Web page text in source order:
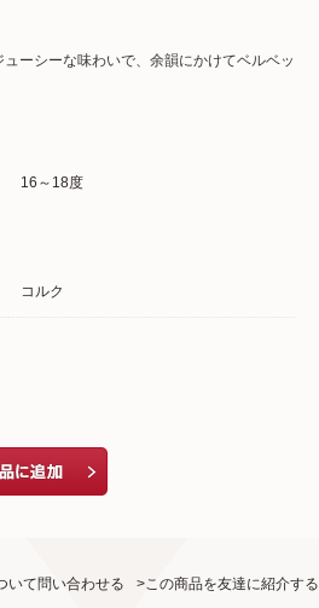
ーシーな味わいで、余韻にかけてベルベッ
16～18度
コルク
いて問い合わせる >この商品を友達に紹介する